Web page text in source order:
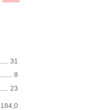
31
8
23
184,0